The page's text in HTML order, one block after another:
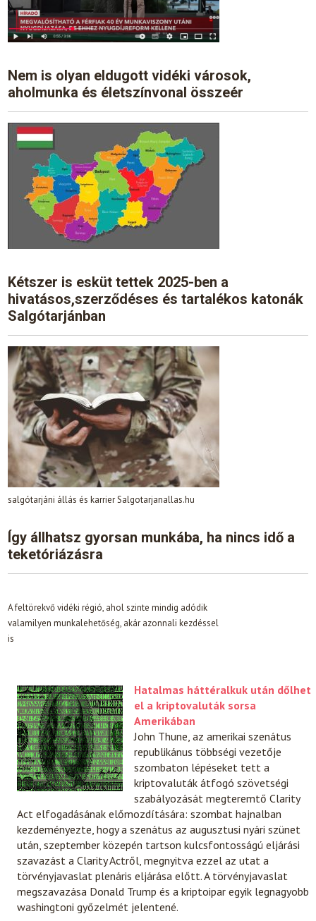
Nem is olyan eldugott vidéki városok,
aholmunka és életszínvonal összeér
Kétszer is esküt tettek 2025-ben a
hivatásos,szerződéses és tartalékos katonák
Salgótarjánban
salgótarjáni állás és karrier Salgotarjanallas.hu
Így állhatsz gyorsan munkába, ha nincs idő a
teketóriázásra
A feltörekvő vidéki régió, ahol szinte mindig adódik
valamilyen munkalehetőség, akár azonnali kezdéssel
is
Hatalmas háttéralkuk után dőlhet
el a kriptovaluták sorsa
Amerikában
John Thune, az amerikai szenátus
republikánus többségi vezetője
szombaton lépéseket tett a
kriptovaluták átfogó szövetségi
szabályozását megteremtő Clarity
Act elfogadásának előmozdítására: szombat hajnalban
kezdeményezte, hogy a szenátus az augusztusi nyári szünet
után, szeptember közepén tartson kulcsfontosságú eljárási
szavazást a Clarity Actről, megnyitva ezzel az utat a
törvényjavaslat plenáris eljárása előtt. A törvényjavaslat
megszavazása Donald Trump és a kriptoipar egyik legnagyobb
washingtoni győzelmét jelentené.